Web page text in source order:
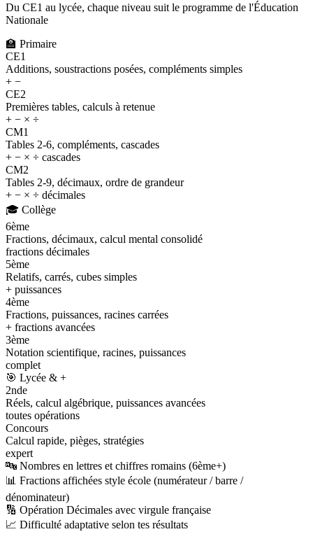
Du CE1 au lycée, chaque niveau suit le programme de l'Éducation
Nationale
🏫 Primaire
CE1
Additions, soustractions posées, compléments simples
+ −
CE2
Premières tables, calculs à retenue
+ − × ÷
CM1
Tables 2-6, compléments, cascades
+ − × ÷ cascades
CM2
Tables 2-9, décimaux, ordre de grandeur
+ − × ÷ décimales
🎓 Collège
6ème
Fractions, décimaux, calcul mental consolidé
fractions décimales
5ème
Relatifs, carrés, cubes simples
+ puissances
4ème
Fractions, puissances, racines carrées
+ fractions avancées
3ème
Notation scientifique, racines, puissances
complet
🎯 Lycée & +
2nde
Réels, calcul algébrique, puissances avancées
toutes opérations
Concours
Calcul rapide, pièges, stratégies
expert
🔤 Nombres en lettres et chiffres romains (6ème+)
📊 Fractions affichées style école (numérateur / barre /
dénominateur)
🔢 Opération Décimales avec virgule française
📈 Difficulté adaptative selon tes résultats